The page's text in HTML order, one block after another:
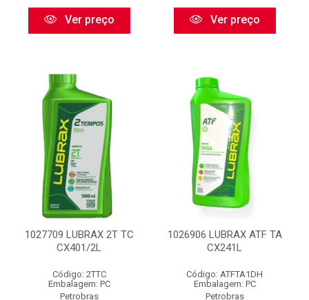
Ver preço Ver preço
1027709 LUBRAX 2T TC
CX401/2L
Código: 2TTC
Embalagem: PC
Petrobras
1026906 LUBRAX ATF TA
CX241L
Código: ATFTA1DH
Embalagem: PC
Petrobras